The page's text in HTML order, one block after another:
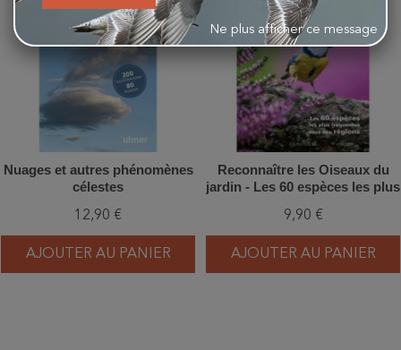
Nuages et autres phénomènes
célestes
12,90 €
AJOUTER AU PANIER
Reconnaître les Oiseaux du
jardin - Les 60 espèces les plus
9,90 €
AJOUTER AU PANIER
Ne plus afficher ce message